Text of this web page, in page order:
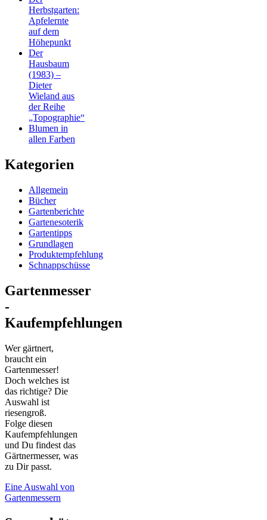
Herbstgarten:
Apfelernte
auf dem
Höhepunkt
Der
Hausbaum
(1983) –
Dieter
Wieland aus
der Reihe
„Topographie“
Blumen in
allen Farben
Kategorien
Allgemein
Bücher
Gartenberichte
Gartenesoterik
Gartentipps
Grundlagen
Produktempfehlung
Schnappschüsse
Gartenmesser
-
Kaufempfehlungen
Wer gärtnert,
braucht ein
Gartenmesser!
Doch welches ist
das richtige? Die
Auswahl ist
riesengroß.
Folge diesen
Kaufempfehlungen
und Du findest das
Gärtnermesser, was
zu Dir passt.
Eine Auswahl von
Gartenmessern